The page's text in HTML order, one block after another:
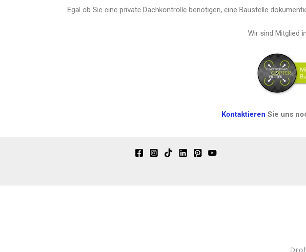
Egal ob Sie eine private Dachkontrolle benötigen, eine Baustelle
Wir sind Mitglied
Kontaktieren Sie uns